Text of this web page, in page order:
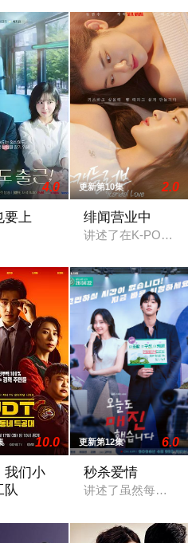
/ 爱在青春
4.0
要上
更新第10集 2.0
绯闻营业中
讲述了在K-POP女
。无论是现在，过去，还是未
10.0
我们小
队
更新第12集 6.0
秒杀爱情
讲述了虽然每天都